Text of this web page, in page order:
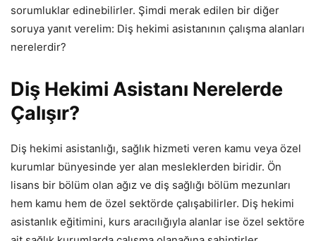
sorumluklar edinebilirler. Şimdi merak edilen bir diğer
soruya yanıt verelim: Diş hekimi asistanının çalışma alanları
nerelerdir?
Diş Hekimi Asistanı Nerelerde
Çalışır?
Diş hekimi asistanlığı, sağlık hizmeti veren kamu veya özel
kurumlar bünyesinde yer alan mesleklerden biridir. Ön
lisans bir bölüm olan ağız ve diş sağlığı bölüm mezunları
hem kamu hem de özel sektörde çalışabilirler. Diş hekimi
asistanlık eğitimini, kurs aracılığıyla alanlar ise özel sektöre